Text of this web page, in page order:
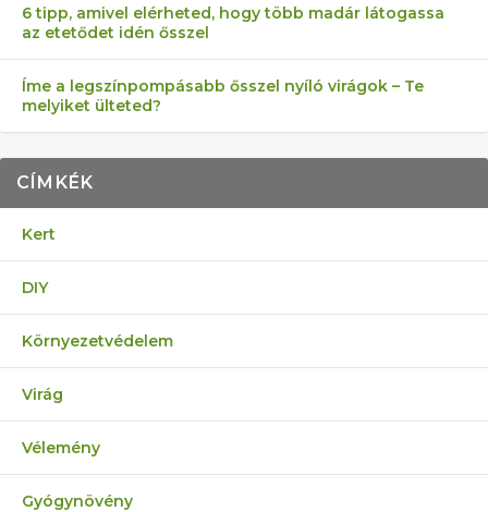
6 tipp, amivel elérheted, hogy több madár látogassa
az etetődet idén ősszel
Íme a legszínpompásabb ősszel nyíló virágok – Te
melyiket ülteted?
CÍMKÉK
Kert
DIY
Környezetvédelem
Virág
Vélemény
Gyógynövény